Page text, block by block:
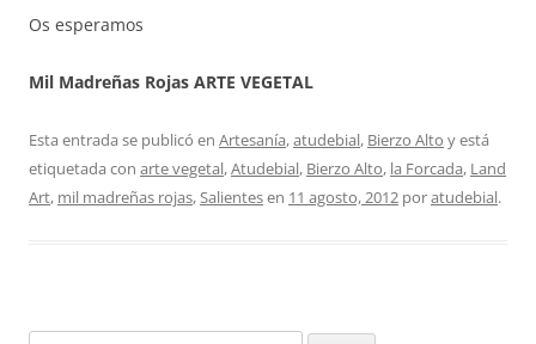
Os esperamos
Mil Madreñas Rojas ARTE VEGETAL
Esta entrada se publicó en Artesanía,atudebial, Bierzo Alto y está
etiquetada con arte vegetal,Atudebial, Bierzo Alto, la Forcada, Land
Art, mil madreñas rojas,Salientesen 11 agosto, 2012 poratudebial.